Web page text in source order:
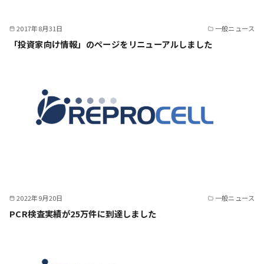
2017年8月31日 一般ニュース
「投資家向け情報」のページをリニューアルしました
2022年9月20日 一般ニュース
PCR検査実績が25万件に到達しました